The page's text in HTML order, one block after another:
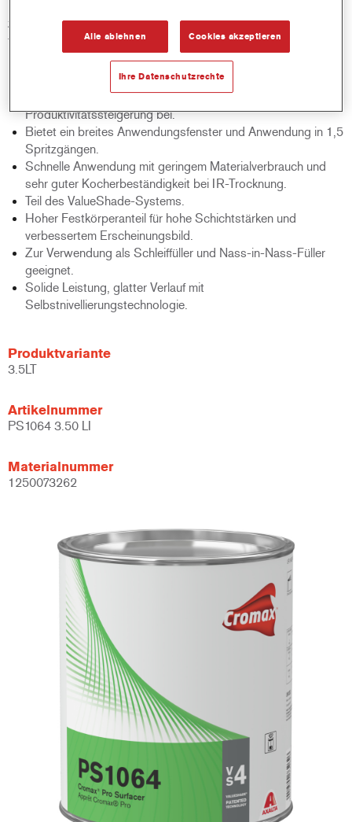
zum ValueShade System und bietet die optimale Grundierung
für jeden Decklackfarbton.
Produktmerkmale
Kurze Verarbeitungszeiten tragen zur
Produktivitätssteigerung bei.
Bietet ein breites Anwendungsfenster und Anwendung in 1,5
Spritzgängen.
Schnelle Anwendung mit geringem Materialverbrauch und
sehr guter Kocherbeständigkeit bei IR-Trocknung.
Teil des ValueShade-Systems.
Hoher Festkörperanteil für hohe Schichtstärken und
verbessertem Erscheinungsbild.
Zur Verwendung als Schleiffüller und Nass-in-Nass-Füller
geeignet.
Solide Leistung, glatter Verlauf mit
Selbstnivellierungstechnologie.
Produktvariante
3.5LT
Artikelnummer
PS1064 3.50 LI
Materialnummer
1250073262
Alle ablehnen Cookies akzeptieren
Ihre Datenschutzrechte